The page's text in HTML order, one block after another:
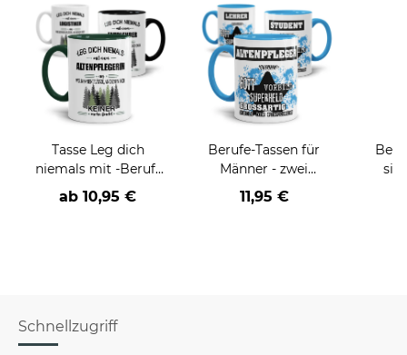
Tasse Leg dich
niemals mit -Beruf-
an
ab 10,95 €
Berufe-Tassen für
Männer - zwei
Farbvarianten
11,95 €
Schnellzugriff